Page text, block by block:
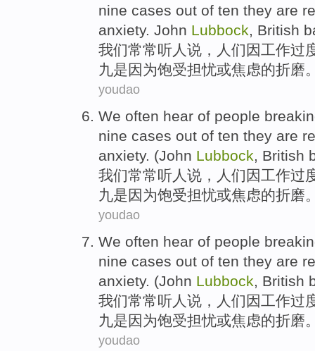
nine cases out of ten they are
anxiety. John Lubbock, British
我们常常听人 说，人们 因工作过
九是因为饱受担忧或焦虑的折磨
youdao
We often hear of people
nine cases out of ten they are
anxiety. (John Lubbock, British
我们常常听人 说，人们 因工作过
九是因为饱受担忧或焦虑的折磨
youdao
We often hear of people
nine cases out of ten they are
anxiety. (John Lubbock, British
我们常常听人 说，人们 因工作过
九是因为饱受担忧或焦虑的折磨
youdao